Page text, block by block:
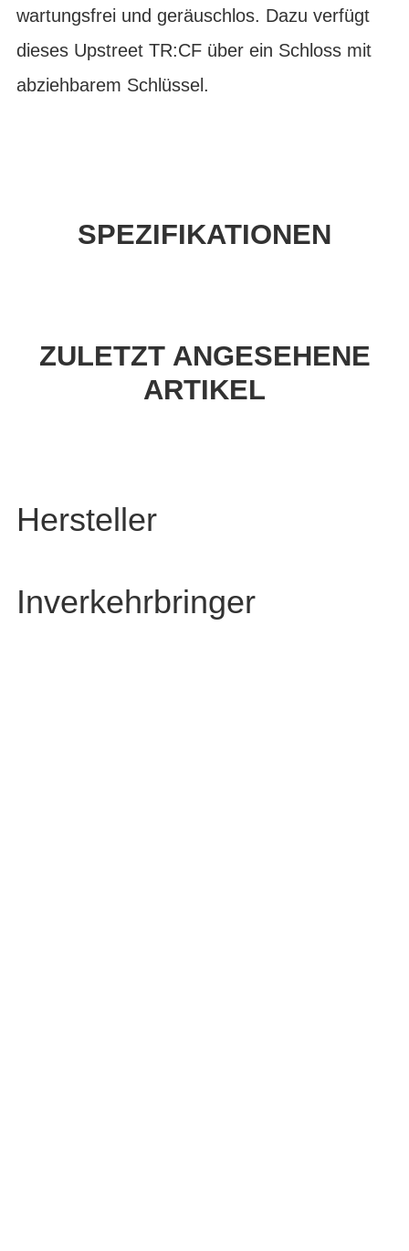
wartungsfrei und geräuschlos. Dazu verfügt
dieses Upstreet TR:CF über ein Schloss mit
abziehbarem Schlüssel.
SPEZIFIKATIONEN
ZULETZT ANGESEHENE
ARTIKEL
Hersteller
Inverkehrbringer